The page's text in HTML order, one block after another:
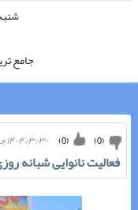
شنبه ۱۷ مرداد
جامع
۱۴۰۴/۳/۳۰ جمعه (
0
) (
0
)
فعالیت نانوایی شبانه